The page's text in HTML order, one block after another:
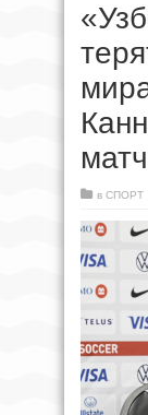
в СПОРТ